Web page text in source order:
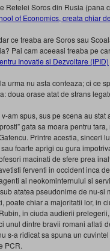
Retelei Soros din Rusia (pana
of Economics, creata chiar
ce treaba are Soros sau
Pai cam aceeasi treaba pe
Inovatie si Dezvoltare (IPID)
urma nu asta conteaza; ci ce
doua orase atat de strans
am spus, sus pe scena au
gata sa moara pentru
Printre acestia, sinceri
foarte aprigi cu gura
macinati de sfere prea
ferventi in occident inca
ai neokominternului si
atatea pseudonime de nu-si
poate chiar a majoritatii lor, in
in ciuda audierii
unul dintre bravii romani aflati
s-a ridicat sa spuna un
PCR.